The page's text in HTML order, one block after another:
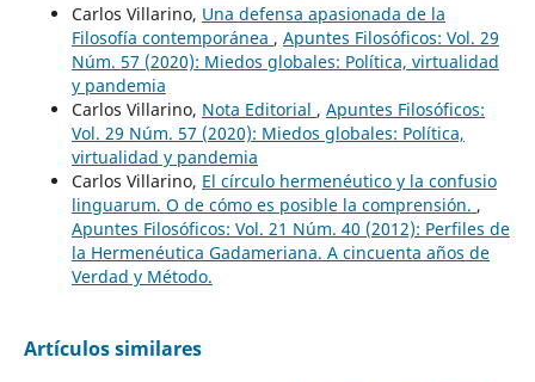
Carlos Villarino, Una defensa apasionada de la
Filosofía contemporánea , Apuntes Filosóficos: Vol. 29
Núm. 57 (2020): Miedos globales: Política, virtualidad
y pandemia
Carlos Villarino, Nota Editorial , Apuntes Filosóficos:
Vol. 29 Núm. 57 (2020): Miedos globales: Política,
virtualidad y pandemia
Carlos Villarino, El círculo hermenéutico y la confusio
linguarum. O de cómo es posible la comprensión. ,
Apuntes Filosóficos: Vol. 21 Núm. 40 (2012): Perfiles de
la Hermenéutica Gadameriana. A cincuenta años de
Verdad y Método.
Artículos similares